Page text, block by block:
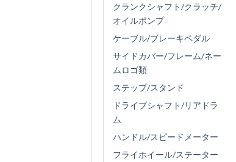
クランクシャフト/クラッチ/
オイルポンプ
ケーブル/ブレーキペダル
サイドカバー/フレーム/ネー
ムロゴ類
ステップ/スタンド
ドライブシャフト/リアドラ
ム
ハンドル/スピードメーター
フライホイール/ステーター